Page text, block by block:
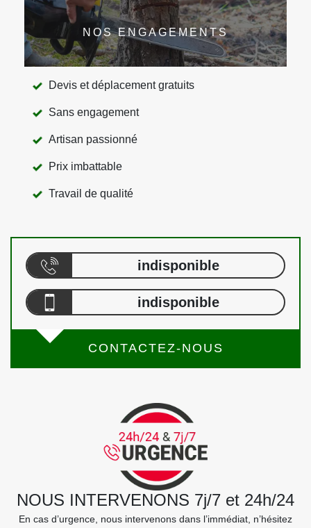
NOS ENGAGEMENTS
Devis et déplacement gratuits
Sans engagement
Artisan passionné
Prix imbattable
Travail de qualité
indisponible
indisponible
CONTACTEZ-NOUS
NOUS INTERVENONS 7j/7 et 24h/24
En cas d’urgence, nous intervenons dans l’immédiat, n’hésitez